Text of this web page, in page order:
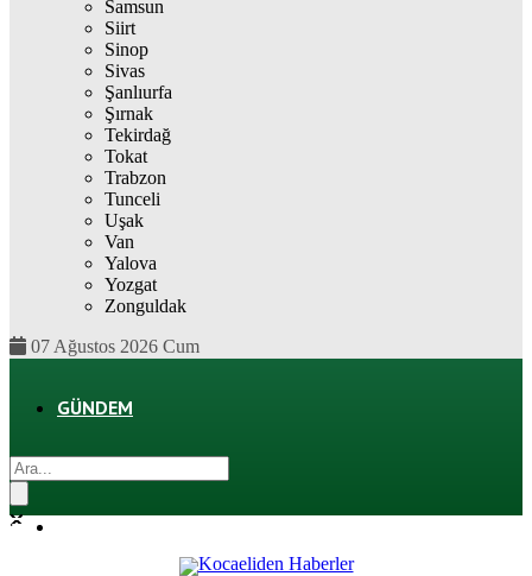
Samsun
Siirt
Sinop
Sivas
Şanlıurfa
Şırnak
Tekirdağ
Tokat
Trabzon
Tunceli
Uşak
Van
Yalova
Yozgat
Zonguldak
07 Ağustos 2026 Cum
GÜNDEM